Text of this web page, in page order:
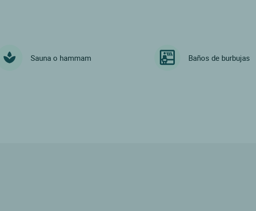
Sauna o hammam Baños de burbujas